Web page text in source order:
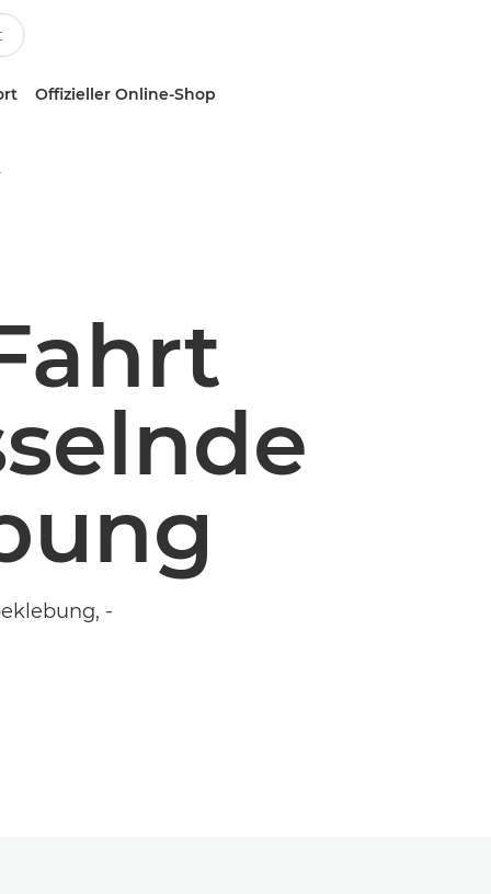
Offizieller Online-Shop
-